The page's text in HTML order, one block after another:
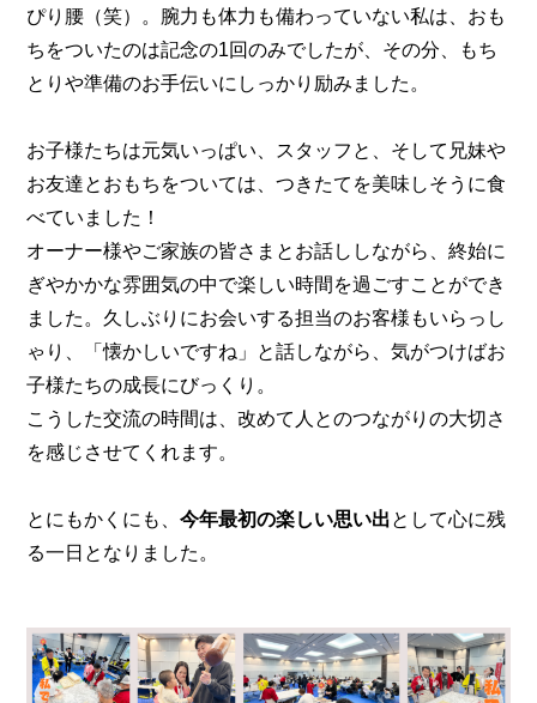
ぴり腰（笑）。腕力も体力も備わっていない私は、おも
ちをついたのは記念の1回のみでしたが、その分、もち
とりや準備のお手伝いにしっかり励みました。
お子様たちは元気いっぱい、スタッフと、そして兄妹や
お友達とおもちをついては、つきたてを美味しそうに食
べていました！
オーナー様やご家族の皆さまとお話ししながら、終始に
ぎやかかな雰囲気の中で楽しい時間を過ごすことができ
ました。久しぶりにお会いする担当のお客様もいらっし
ゃり、「懐かしいですね」と話しながら、気がつけばお
子様たちの成長にびっくり。
こうした交流の時間は、改めて人とのつながりの大切さ
を感じさせてくれます。
とにもかくにも、今年最初の楽しい思い出として心に残
る一日となりました。